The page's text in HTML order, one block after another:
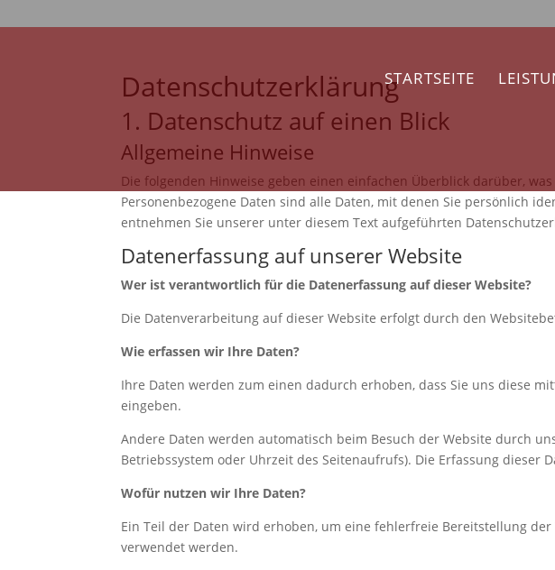
STARTSEITE
Datenschutzerklärung
1. Datenschutz auf einen Blick
Allgemeine Hinweise
Die folgenden Hinweise geben einen einfachen Überblick darüber,
Personenbezogene Daten sind alle Daten, mit denen Sie persönlich
entnehmen Sie unserer unter diesem Text aufgeführten
Datenerfassung auf unserer Website
Wer ist verantwortlich für die Datenerfassung auf dieser Website?
Die Datenverarbeitung auf dieser Website erfolgt durch den
Wie erfassen wir Ihre Daten?
Ihre Daten werden zum einen dadurch erhoben, dass Sie uns diese
eingeben.
Andere Daten werden automatisch beim Besuch der Website durch
Betriebssystem oder Uhrzeit des Seitenaufrufs). Die Erfassung dieser
Wofür nutzen wir Ihre Daten?
Ein Teil der Daten wird erhoben, um eine fehlerfreie Bereitstellung
verwendet werden.